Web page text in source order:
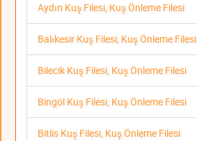
Aydın Kuş Filesi, Kuş Önleme Filesi
Balıkesir Kuş Filesi, Kuş Önleme Filesi
Bilecik Kuş Filesi, Kuş Önleme Filesi
Bingöl Kuş Filesi, Kuş Önleme Filesi
Bitlis Kuş Filesi, Kuş Önleme Filesi